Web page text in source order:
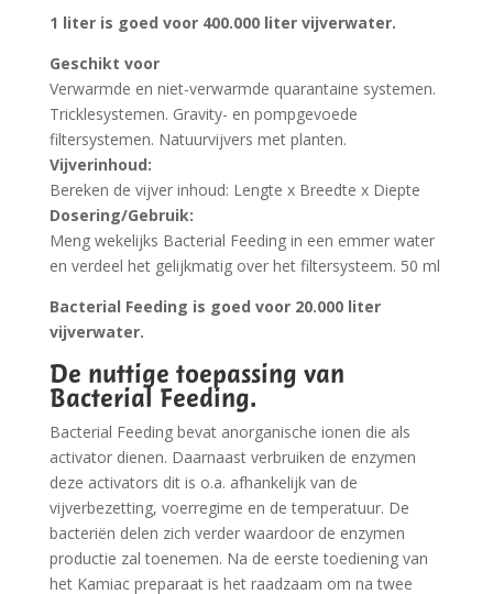
1 liter is goed voor 400.000 liter vijverwater.
Geschikt voor
Verwarmde en niet-verwarmde quarantaine systemen.
Tricklesystemen. Gravity- en pompgevoede
filtersystemen. Natuurvijvers met planten.
Vijverinhoud:
Bereken de vijver inhoud: Lengte x Breedte x Diepte
Dosering/Gebruik:
Meng wekelijks Bacterial Feeding in een emmer water
en verdeel het gelijkmatig over het filtersysteem. 50 ml
Bacterial Feeding is goed voor 20.000 liter
vijverwater.
De nuttige toepassing van
Bacterial Feeding.
Bacterial Feeding bevat anorganische ionen die als
activator dienen. Daarnaast verbruiken de enzymen
deze activators dit is o.a. afhankelijk van de
vijverbezetting, voerregime en de temperatuur. De
bacteriën delen zich verder waardoor de enzymen
productie zal toenemen. Na de eerste toediening van
het Kamiac preparaat is het raadzaam om na twee